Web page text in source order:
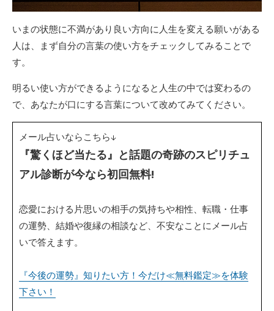
いまの状態に不満があり良い方向に人生を変える願いがある
人は、まず自分の言葉の使い方をチェックしてみることで
す。
明るい使い方ができるようになると人生の中では変わるの
で、あなたが口にする言葉について改めてみてください。
メール占いならこちら↓
『驚くほど当たる』と話題の奇跡のスピリチュ
アル診断が今なら初回無料!
恋愛における片思いの相手の気持ちや相性、転職・仕事
の運勢、結婚や復縁の相談など、不安なことにメール占
いで答えます。
『今後の運勢』知りたい方！今だけ≪無料鑑定≫を体験
下さい！